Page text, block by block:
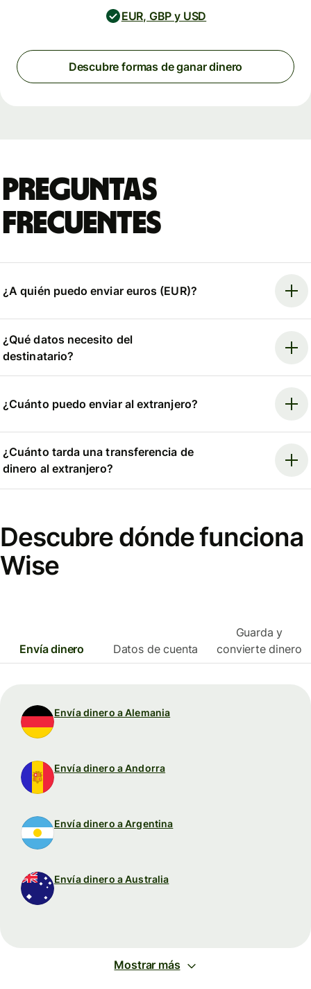
EUR, GBP y USD
Descubre formas de ganar dinero
Preguntas
frecuentes
¿A quién puedo enviar euros (EUR)?
¿Qué datos necesito del
destinatario?
¿Cuánto puedo enviar al extranjero?
¿Cuánto tarda una transferencia de
dinero al extranjero?
Descubre dónde funciona
Wise
Envía dinero Datos de cuenta
Guarda y
convierte dinero
Envía dinero a Alemania
Envía dinero a Andorra
Envía dinero a Argentina
Envía dinero a Australia
Mostrar más